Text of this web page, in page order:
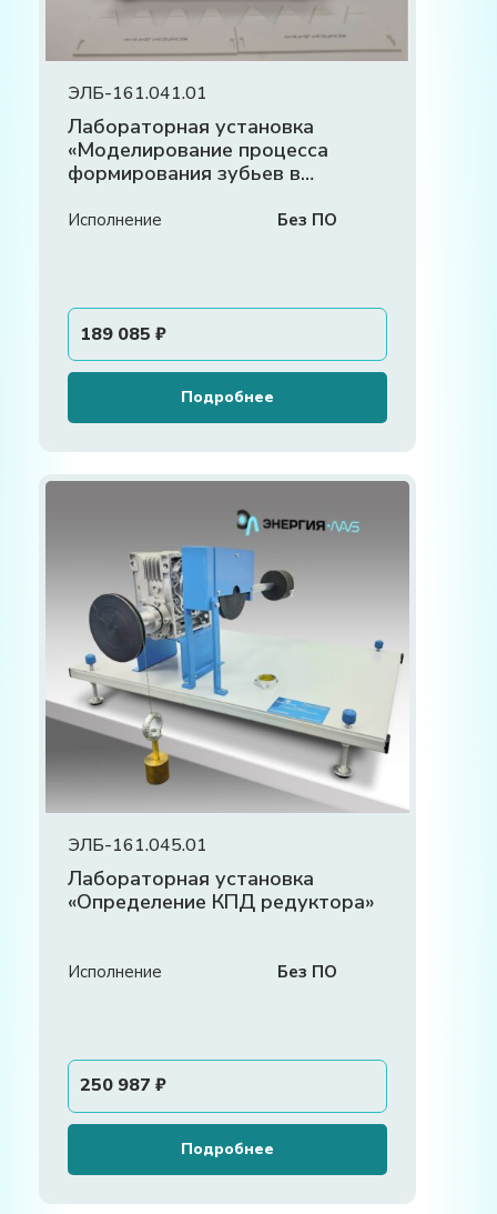
ЭЛБ-161.041.01
Лабораторная установка
«Моделирование процесса
формирования зубьев в
Исполнение Без ПО
189 085 ₽
Подробнее
ЭЛБ-161.045.01
Лабораторная установка
«Определение КПД редуктора»
Исполнение Без ПО
250 987 ₽
Подробнее